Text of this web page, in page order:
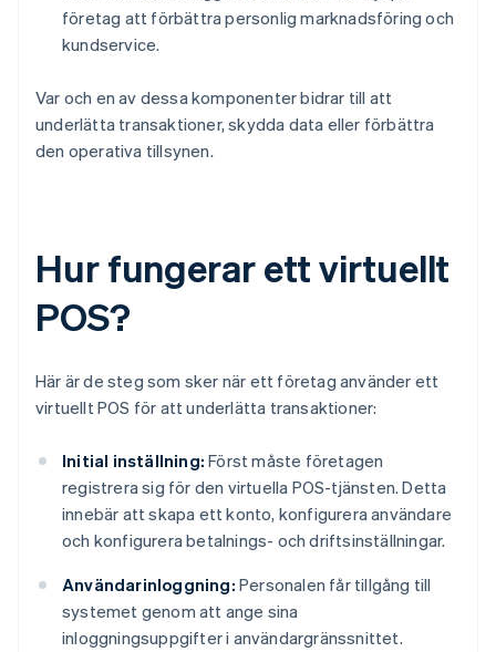
företag att förbättra personlig marknadsföring och
kundservice.
Var och en av dessa komponenter bidrar till att
underlätta transaktioner, skydda data eller förbättra
den operativa tillsynen.
Hur fungerar ett virtuellt
POS?
Här är de steg som sker när ett företag använder ett
virtuellt POS för att underlätta transaktioner:
Initial inställning: Först måste företagen
registrera sig för den virtuella POS-tjänsten. Detta
innebär att skapa ett konto, konfigurera användare
och konfigurera betalnings- och driftsinställningar.
Användarinloggning: Personalen får tillgång till
systemet genom att ange sina
inloggningsuppgifter i användargränssnittet.